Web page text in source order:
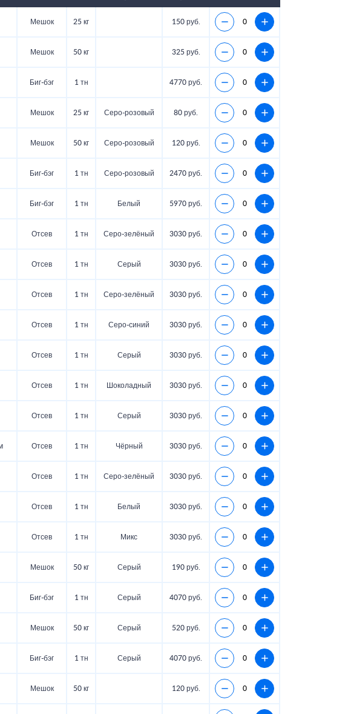
Мешок 25 кг 150 руб.
Мешок 50 кг 325 руб.
Биг-бэг 1 тн 4770 руб.
Мешок 25 кг Серо-розовый 80 руб.
Мешок 50 кг Серо-розовый 120 руб.
Биг-бэг 1 тн Серо-розовый 2470 руб.
Биг-бэг 1 тн Белый 5970 руб.
Отсев 1 тн Серо-зелёный 3030 руб.
Отсев 1 тн Серый 3030 руб.
Отсев 1 тн Серо-зелёный 3030 руб.
Отсев 1 тн Серо-синий 3030 руб.
Отсев 1 тн Серый 3030 руб.
Отсев 1 тн Шоколадный 3030 руб.
Отсев 1 тн Серый 3030 руб.
Отсев 1 тн Чёрный 3030 руб.
Отсев 1 тн Серо-зелёный 3030 руб.
Отсев 1 тн Белый 3030 руб.
Отсев 1 тн Микс 3030 руб.
Мешок 50 кг Серый 190 руб.
Биг-бэг 1 тн Серый 4070 руб.
Мешок 50 кг Серый 520 руб.
Биг-бэг 1 тн Серый 4070 руб.
Мешок 50 кг 120 руб.